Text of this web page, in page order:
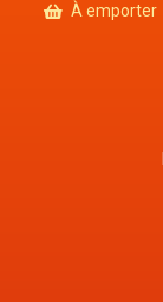
À emporter